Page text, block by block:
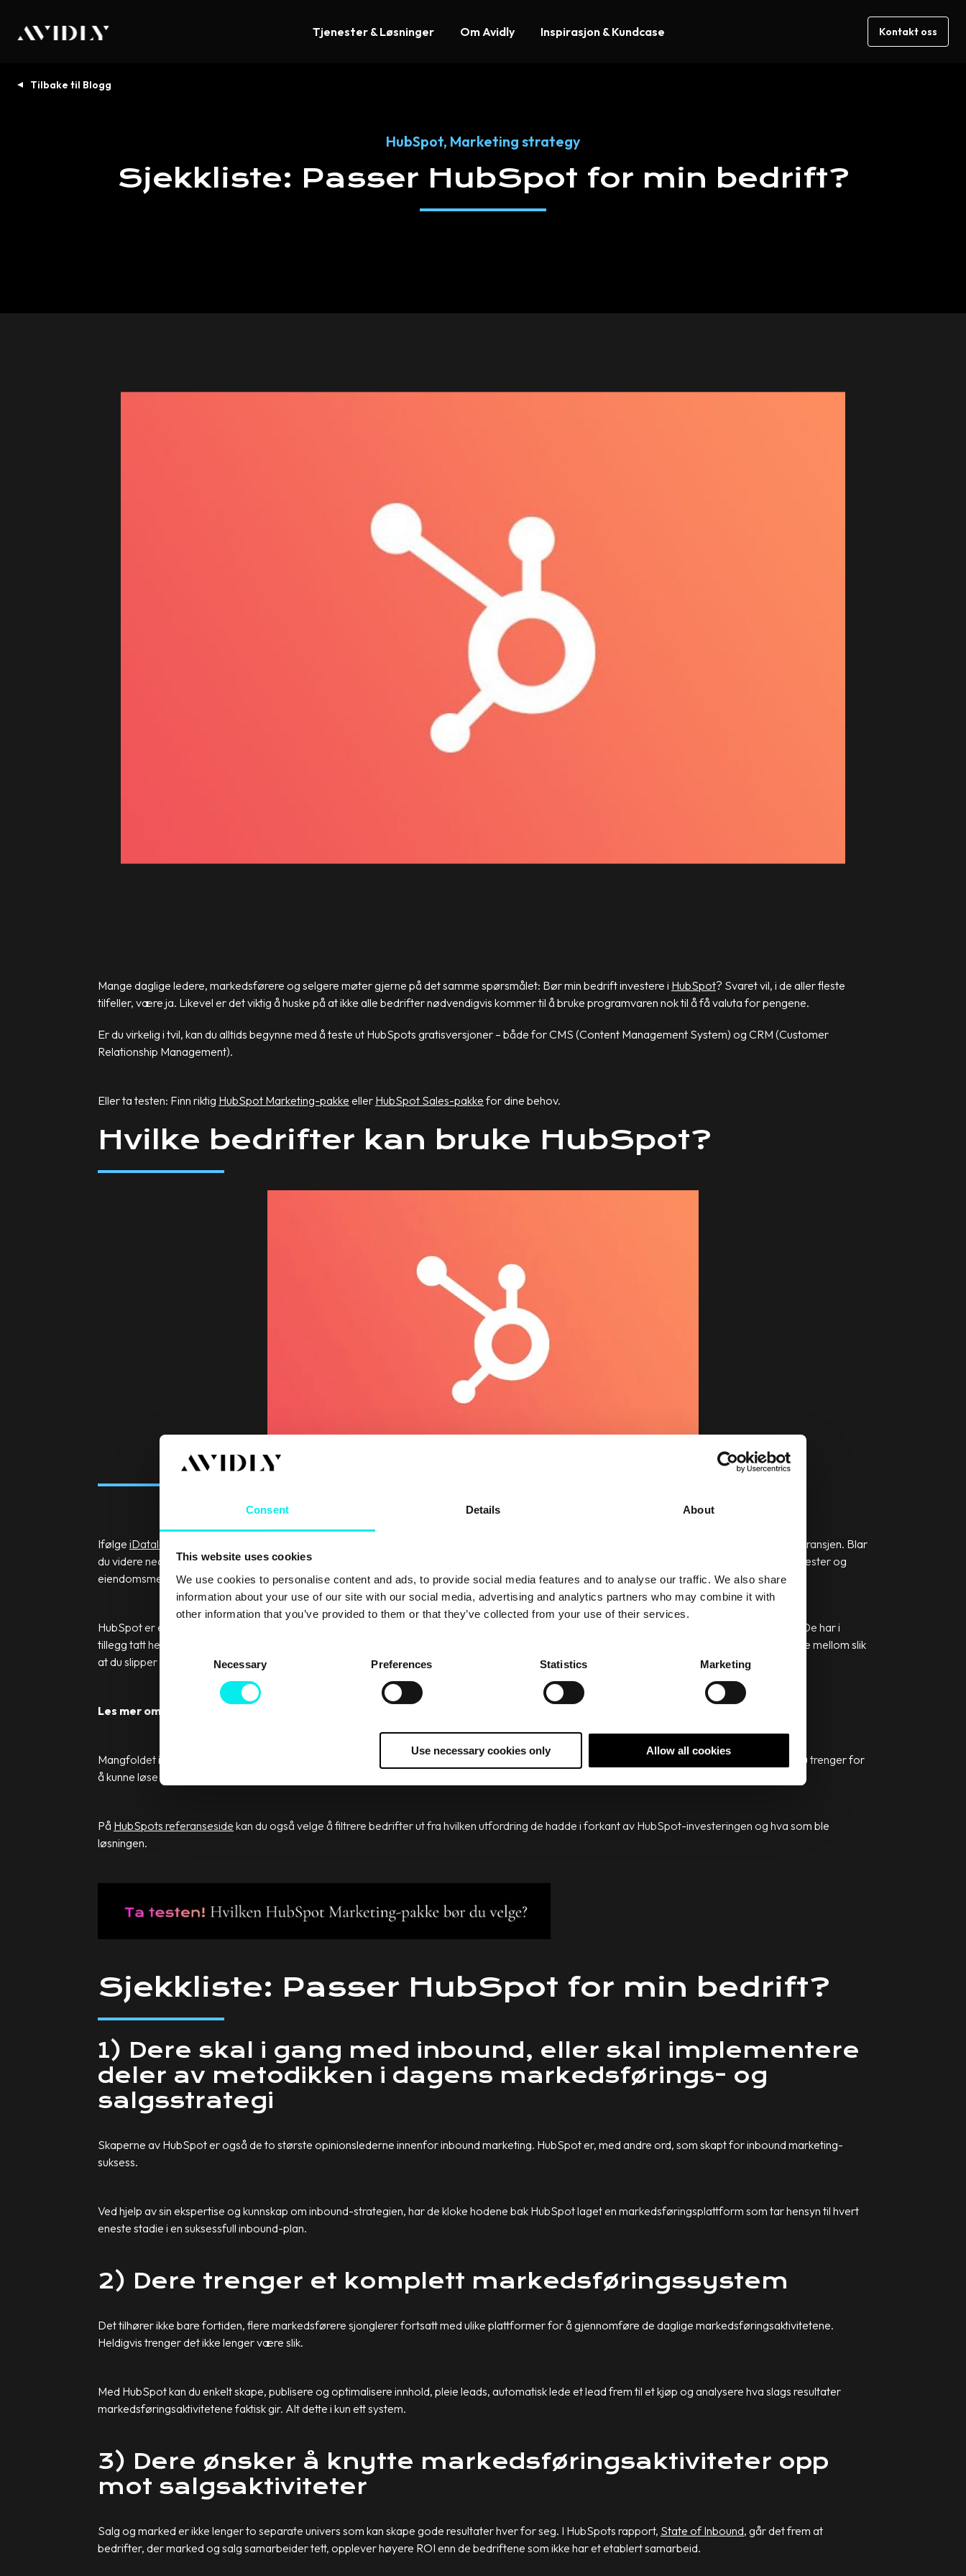
Consent Details About
This website uses cookies
We use cookies to personalise content and ads, to provide social media features and to analyse our traffic. We also share
information about your use of our site with our social media, advertising and analytics partners who may combine it with
other information that you’ve provided to them or that they’ve collected from your use of their services.
C
e
S
e
Necessary Preferences Statistics Marketing
Use necessary cookies only Allow all cookies
Tjenester & Løsninger Om Avidly Inspirasjon & Kundcase Kontakt oss
Tilbake til Blogg
HubSpot, Marketing strategy
Sjekkliste: Passer HubSpot for min bedrift?
Mange daglige ledere, markedsførere og selgere møter gjerne på det samme spørsmålet: Bør min bedrift investere i HubSpot? Svaret vil, i de aller fleste
tilfeller, være ja. Likevel er det viktig å huske på at ikke alle bedrifter nødvendigvis kommer til å bruke programvaren nok til å få valuta for pengene.
Er du virkelig i tvil, kan du alltids begynne med å teste ut HubSpots gratisversjoner – både for CMS (Content Management System) og CRM (Customer
Relationship Management).
Eller ta testen: Finn riktig HubSpot Marketing-pakke eller HubSpot Sales-pakke for dine behov.
Hvilke bedrifter kan bruke HubSpot?
Ifølge iDatalabs
brukes HubSpot først og fremst i markedsførings- og reklamebransjen, innenfor informasjonsteknologi og i dataprogramvare-bransjen. Blar
du videre nedover på listen, ser du derimot at HubSpot også benyttes av mange innenfor eksempelvis helsesektoren, konsultasjon, finansielle tjenester og
eiendomsmegling.
HubSpot er en komplett plattformen for markedsføring, salg og service, og kan derfor benyttes av mange ulike bedrifter innenfor ulike bransjer. De har i
tillegg tatt hensyn til filosofien “one size does not fit all” når de har utviklet sine produkter. Derfor finnes det en rekke forskjellige pakker du kan velge mellom slik
at du slipper å investere i mer enn det du trenger.
Les mer om de forskjellige
Mangfoldet i ulike versjoner lar deg enkelt skalere opp og ned etter behov. På denne måten sørger du for at du til enhver tid har de funksjonene du trenger for
å kunne løse din bedrifts utfordringer.
På HubSpots referanseside kan du også velge å filtrere bedrifter ut fra hvilken utfordring de hadde i forkant av HubSpot-investeringen og hva som ble
løsningen.
Sjekkliste: Passer HubSpot for min bedrift?
1) Dere skal i gang med inbound, eller skal implementere
deler av metodikken i dagens markedsførings- og
salgsstrategi
Skaperne av HubSpot er også de to største opinionslederne innenfor inbound marketing. HubSpot er, med andre ord, som skapt for inbound marketing-
suksess.
Ved hjelp av sin ekspertise og kunnskap om inbound-strategien, har de kloke hodene bak HubSpot laget en markedsføringsplattform som tar hensyn til hvert
eneste stadie i en suksessfull inbound-plan.
2) Dere trenger et komplett markedsføringssystem
Det tilhører ikke bare fortiden, flere markedsførere sjonglerer fortsatt med ulike plattformer for å gjennomføre de daglige markedsføringsaktivitetene.
Heldigvis trenger det ikke lenger være slik.
Med HubSpot kan du enkelt skape, publisere og optimalisere innhold, pleie leads, automatisk lede et lead frem til et kjøp og analysere hva slags resultater
markedsføringsaktivitetene faktisk gir. Alt dette i kun ett system.
3) Dere ønsker å knytte markedsføringsaktiviteter opp
mot salgsaktiviteter
Salg og marked er ikke lenger to separate univers som kan skape gode resultater hver for seg. I HubSpots rapport, State of Inbound, går det frem at
bedrifter, der marked og salg samarbeider tett, opplever høyere ROI enn de bedriftene som ikke har et etablert samarbeid.